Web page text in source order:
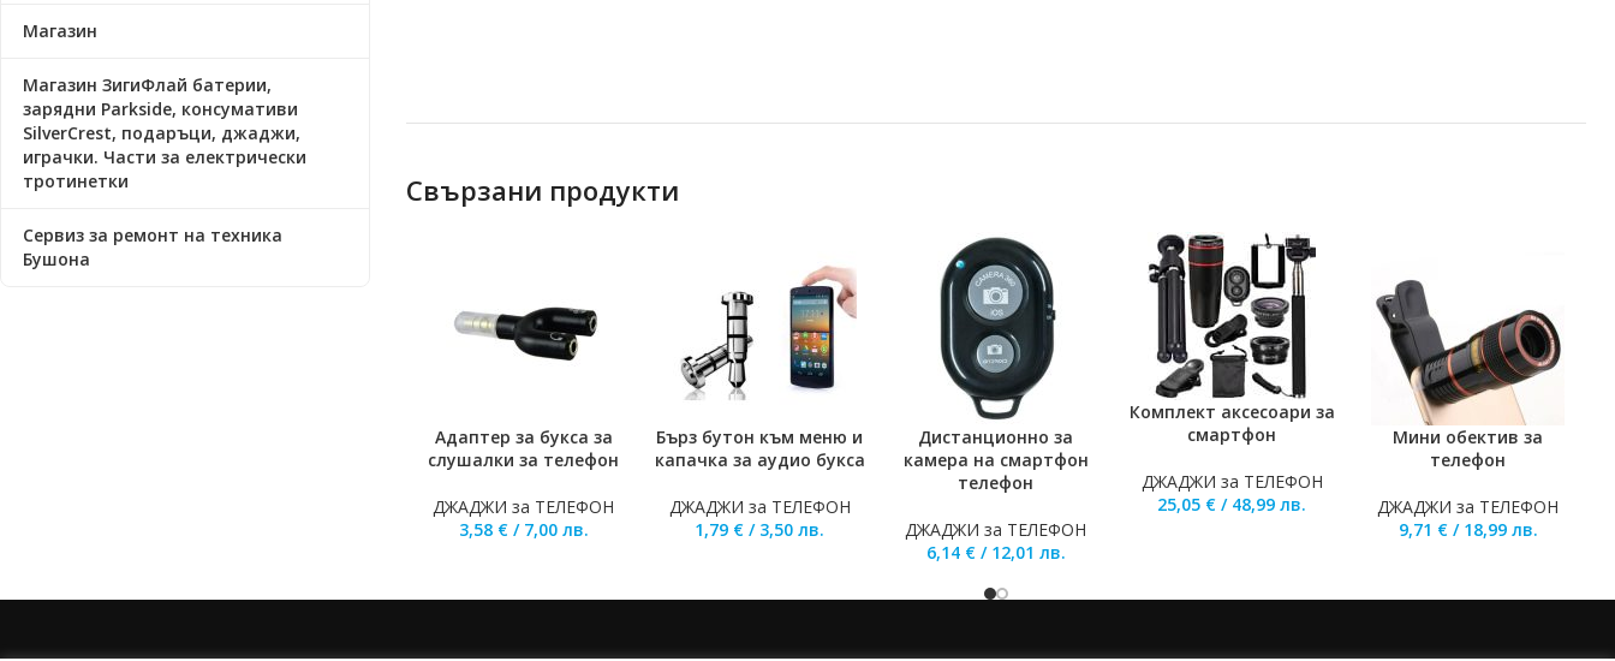
Магазин
Магазин ЗигиФлай батерии,
зарядни Parkside, консумативи
SilverCrest, подаръци, джаджи,
играчки. Части за електрически
тротинетки
Сервиз за ремонт на техника
Бушона
Свързани продукти
ДОБАВЯНЕ В КОЛИЧКАТА
Адаптер за букса за
слушалки за телефон
ДЖАДЖИ за ТЕЛЕФОН
3,58 € / 7,00 лв.
ДОБАВЯНЕ В КОЛИЧКАТА
Бърз бутон към меню и
капачка за аудио букса
ДЖАДЖИ за ТЕЛЕФОН
1,79 € / 3,50лв.
ДОБАВЯНЕ В КОЛИЧКАТА
Дистанционно за
камера на смартфон
телефон
ДЖАДЖИ за ТЕЛЕФОН
6,14 € / 12,01 лв.
ДОБАВЯНЕ В КОЛИЧКАТА
Комплект аксесоари за
смартфон
ДЖАДЖИ за ТЕЛЕФОН
25,05 € / 48,99лв.
ДОБАВЯНЕ В КОЛИЧКАТА
Мини обектив за
телефон
ДЖАДЖИ за ТЕЛЕФОН
9,71 € / 18,99 лв.